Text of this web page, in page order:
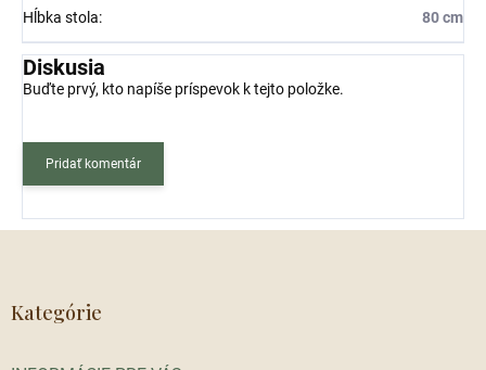
Hĺbka stola: 80 cm
Diskusia
Buďte prvý, kto napíše príspevok k tejto položke.
Pridať komentár
Kategórie